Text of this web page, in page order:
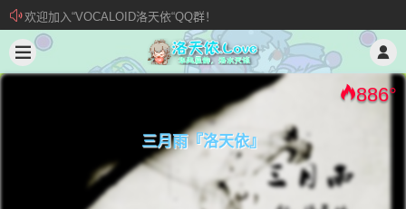
欢迎加入“VOCALOID洛天依“QQ群！
加入本站管理团队
新 • 文章发布须知
三月雨『洛天依』
886°
星愿 @ 洛天依.Love